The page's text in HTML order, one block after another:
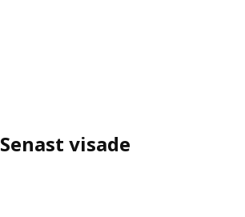
Senast visade